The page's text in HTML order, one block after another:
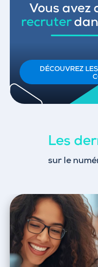
Vous avez
recruter
DÉCOUVREZ
Les
sur le